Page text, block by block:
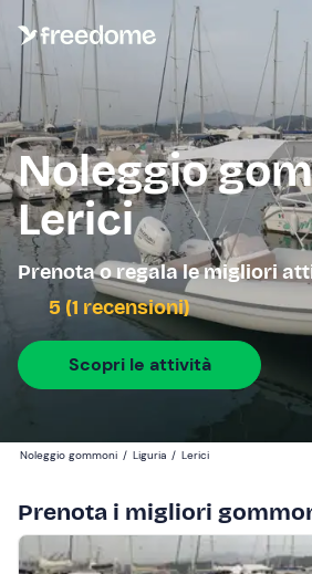
Noleggio
Lerici
Prenota o regala le migliori
5 (1 recensioni)
Scopri le attività
Noleggio gommoni / Liguria / Lerici
Prenota i migliori